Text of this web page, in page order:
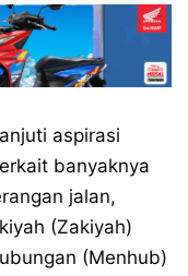
aspirasi
banyaknya
jalan,
(Zakiyah)
(Menhub)